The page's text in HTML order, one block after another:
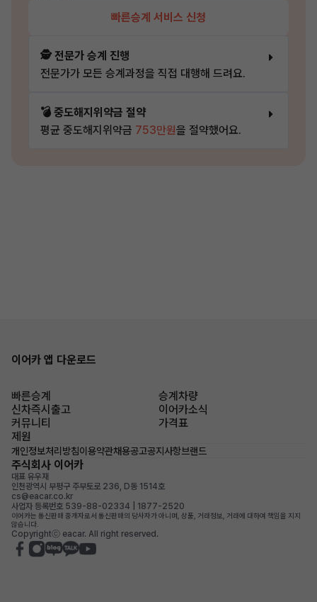
빠른승계 서비스 신청
🕵️ 전문가 승계 진행
전문가가 모든 승계과정을 직접 대행해 드려요.
💣 중도해지위약금 절약
평균 중도해지위약금 753만원을 절약했어요.
이어카 앱 다운로드
빠른승계
승계차량
신차즉시출고
이어카소식
커뮤니티
가격표
제원
개인정보처리방침이용약관채용공고공지사항브랜드
주식회사 이어카
대표 유우재
인천광역시 부평구 주부토로 236, D동 1514호
cs@eacar.co.kr
사업자 등록번호 539-88-02334 | 1877-2520
이어카는 통신판매 중개자로서 통신판매의 당사자가 아니며, 상품, 거래정보, 거래에 대하여 책임을 지지
않습니다.
Copyrightⓒ eacar. All right reserved.